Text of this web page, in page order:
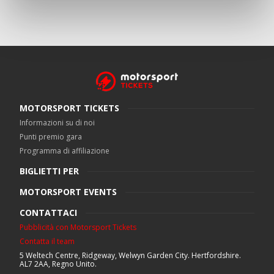
MOTORSPORT TICKETS
Informazioni su di noi
Punti premio gara
Programma di affiliazione
BIGLIETTI PER
MOTORSPORT EVENTS
CONTATTACI
Pubblicità con Motorsport Tickets
Contatta il team
5 Weltech Centre, Ridgeway, Welwyn Garden City. Hertfordshire.
AL7 2AA, Regno Unito.